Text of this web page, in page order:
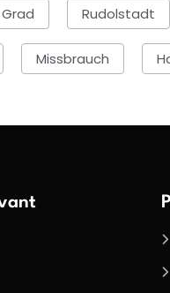
Rudolstadt
Missbrauch